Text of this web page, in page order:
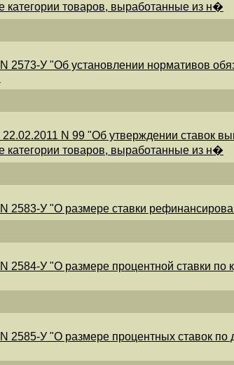
товаров, выработанные из н�
2573-У "Об установлении нормативов
N 99 "Об утверждении ставок
товаров, выработанные из н�
2583-У "О размере ставки
2584-У "О размере процентной ставки по
2585-У "О размере процентных ставок